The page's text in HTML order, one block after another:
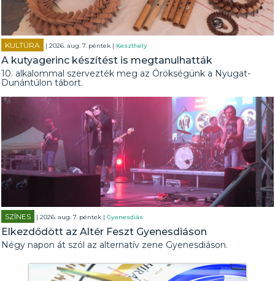
KULTÚRA | 2026. aug. 7. péntek | Keszthely
A kutyagerinc készítést is megtanulhatták
10. alkalommal szervezték meg az Örökségünk a Nyugat-
Dunántúlon tábort.
SZÍNES | 2026. aug. 7. péntek |Gyenesdiás
Elkezdődött az Altér Feszt Gyenesdiáson
Négy napon át szól az alternatív zene Gyenesdiáson.